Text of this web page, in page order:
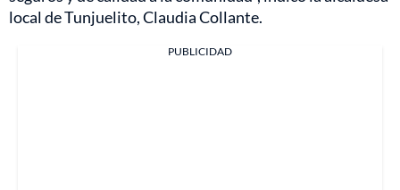
local de Tunjuelito, Claudia Collante.
PUBLICIDAD